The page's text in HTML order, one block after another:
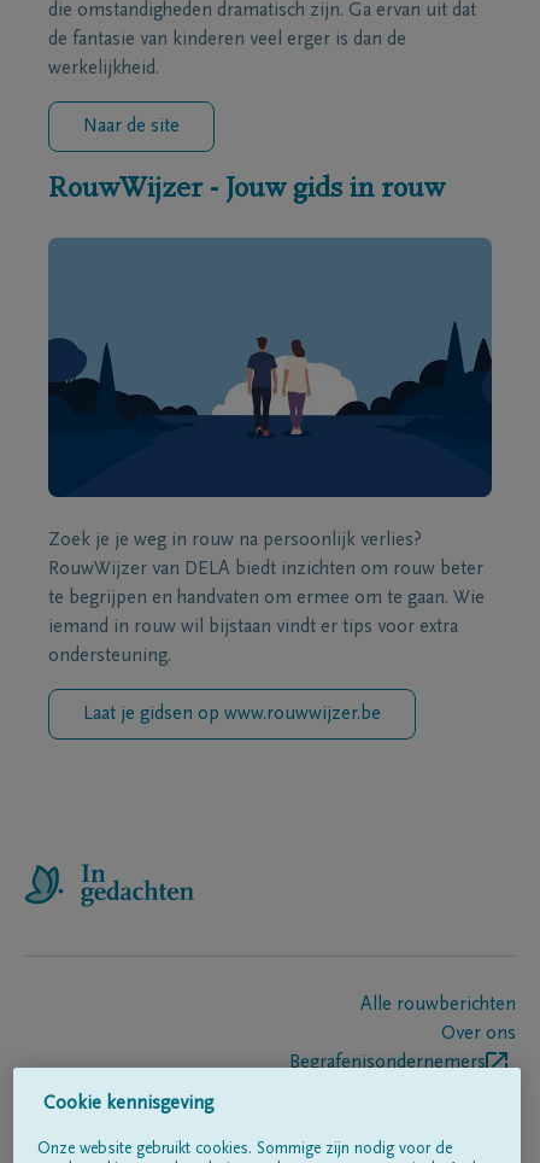
die omstandigheden dramatisch zijn. Ga ervan uit dat
de fantasie van kinderen veel erger is dan de
werkelijkheid.
Naar de site
RouwWijzer - Jouw gids in rouw
Zoek je je weg in rouw na persoonlijk verlies?
RouwWijzer van DELA biedt inzichten om rouw beter
te begrijpen en handvaten om ermee om te gaan. Wie
iemand in rouw wil bijstaan vindt er tips voor extra
ondersteuning.
Laat je gidsen op www.rouwwijzer.be
Alle rouwberichten
Over ons
Begrafenisondernemers
Cookie kennisgeving
Onze website gebruikt cookies. Sommige zijn nodig voor de